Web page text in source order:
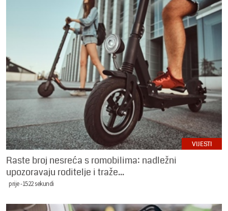
VIJESTI
Raste broj nesreća s romobilima: nadležni
upozoravaju roditelje i traže...
prije -1522 sekundi